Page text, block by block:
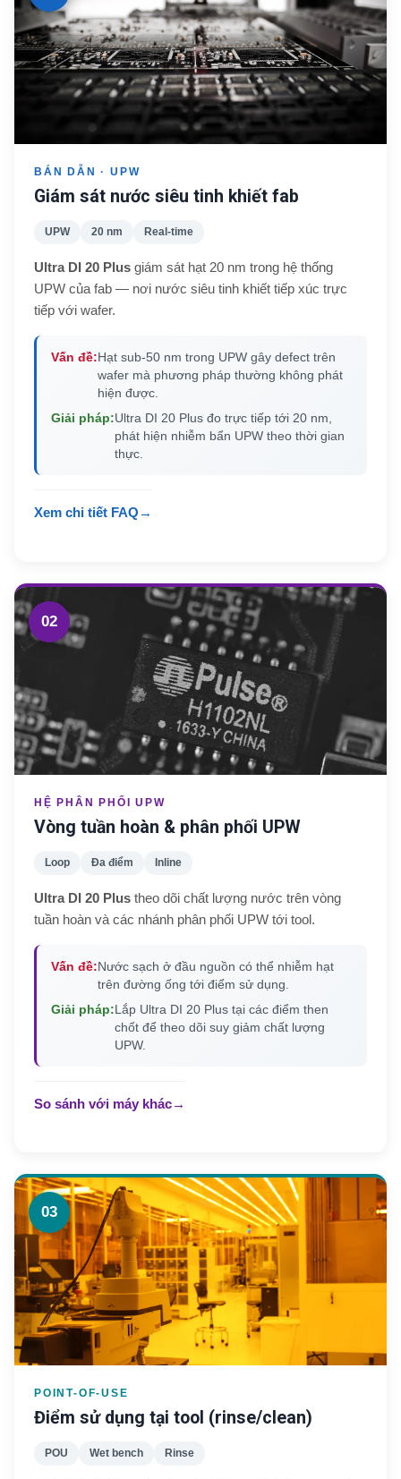
BÁN DẪN · UPW
Giám sát nước siêu tinh khiết fab
UPW 20 nm Real-time
Ultra DI 20 Plus giám sát hạt 20 nm trong hệ thống
UPW của fab — nơi nước siêu tinh khiết tiếp xúc trực
tiếp với wafer.
Vấn đề:Hạt sub-50 nm trong UPW gây defect trên
wafer mà phương pháp thường không phát
hiện được.
Giải pháp:Ultra DI 20 Plus đo trực tiếp tới 20 nm,
phát hiện nhiễm bẩn UPW theo thời gian
thực.
Xem chi tiết FAQ →
02
HỆ PHÂN PHỐI UPW
Vòng tuần hoàn & phân phối UPW
Loop Đa điểm Inline
Ultra DI 20 Plus theo dõi chất lượng nước trên vòng
tuần hoàn và các nhánh phân phối UPW tới tool.
Vấn đề:Nước sạch ở đầu nguồn có thể nhiễm hạt
trên đường ống tới điểm sử dụng.
Giải pháp:Lắp Ultra DI 20 Plus tại các điểm then
chốt để theo dõi suy giảm chất lượng
UPW.
So sánh với máy khác→
03
POINT-OF-USE
Điểm sử dụng tại tool (rinse/clean)
POU Wet bench Rinse